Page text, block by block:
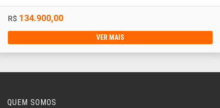
R$ 134.900,00
VER MAIS
QUEM SOMOS